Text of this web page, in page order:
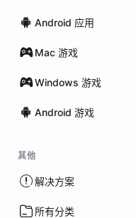
Android 应用
Mac 游戏
Windows 游戏
Android 游戏
其他
解决方案
所有分类